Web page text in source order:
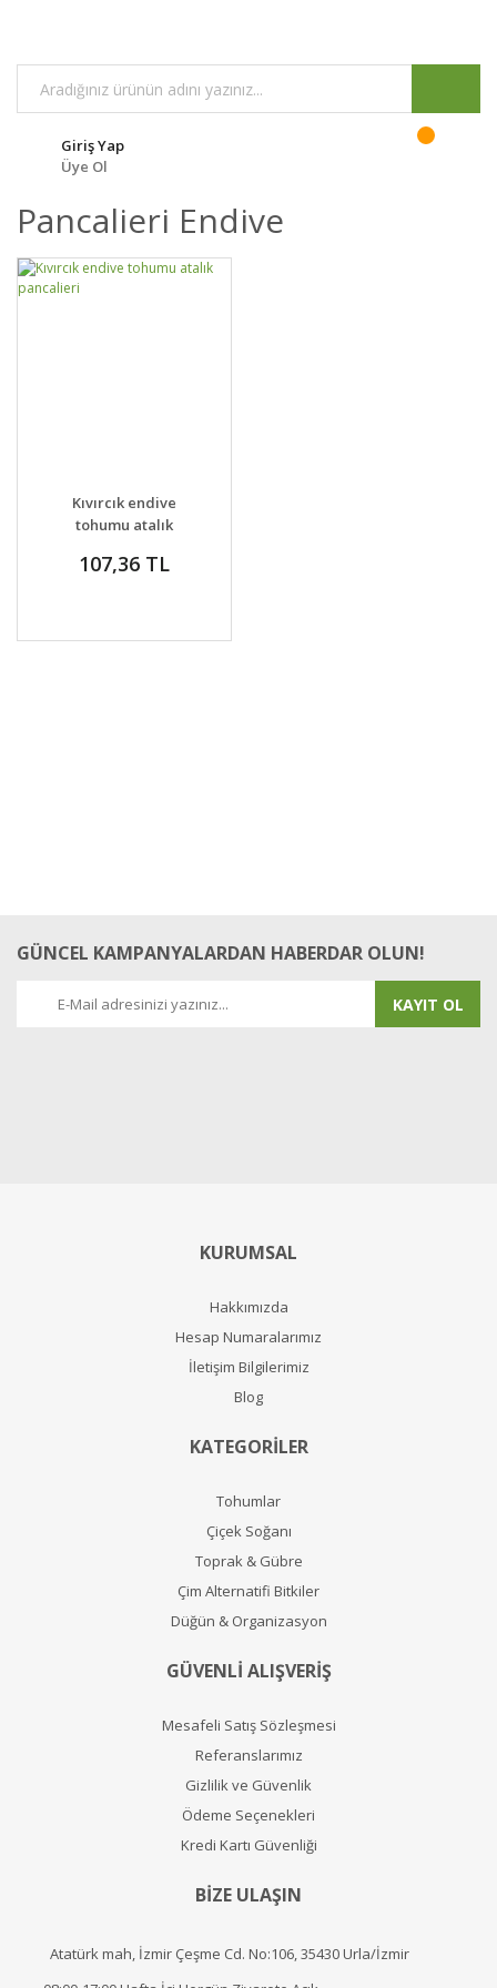
Giriş Yap
Üye Ol
Pancalieri Endive
DETAYLAR
VER
Kıvırcık endive
tohumu atalık
107,36 TL
GÜNCEL KAMPANYALARDAN HABERDAR OLUN!
KAYIT OL
KURUMSAL
Hakkımızda
Hesap Numaralarımız
İletişim Bilgilerimiz
Blog
KATEGORİLER
Tohumlar
Çiçek Soğanı
Toprak & Gübre
Çim Alternatifi Bitkiler
Düğün & Organizasyon
GÜVENLİ ALIŞVERİŞ
Mesafeli Satış Sözleşmesi
Referanslarımız
Gizlilik ve Güvenlik
Ödeme Seçenekleri
Kredi Kartı Güvenliği
BİZE ULAŞIN
Atatürk mah, İzmir Çeşme Cd. No:106, 35430 Urla/İzmir